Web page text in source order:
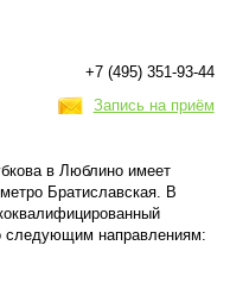
+7 (495) 351-93-44
Запись на приём
в Люблино имеет
Братиславская. В
следующим направлениям: